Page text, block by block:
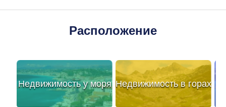
Расположение
Недвижимость у моря Недвижимость в горах